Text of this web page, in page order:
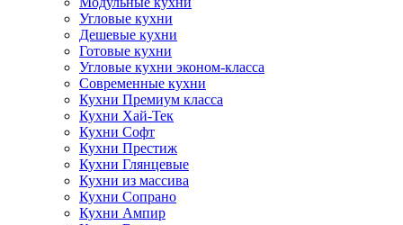
Угловые кухни
Дешевые кухни
Готовые кухни
Угловые кухни эконом-класса
Современные кухни
Кухни Премиум класса
Кухни Хай-Тек
Кухни Софт
Кухни Престиж
Кухни Глянцевые
Кухни из массива
Кухни Сопрано
Кухни Ампир